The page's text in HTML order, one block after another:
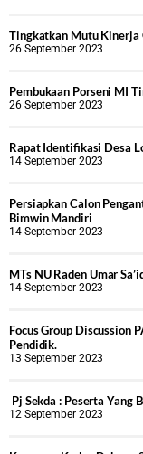
Tingkatkan Mutu Kinerja
26 September 2023
Pembukaan Porseni MI
26 September 2023
Rapat Identifikasi Desa
14 September 2023
Persiapkan Calon
Bimwin Mandiri
14 September 2023
MTs NU Raden Umar
14 September 2023
Focus Group Discussion
Pendidik.
13 September 2023
Pj Sekda : Peserta Yang
12 September 2023